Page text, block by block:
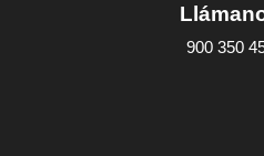
900 350